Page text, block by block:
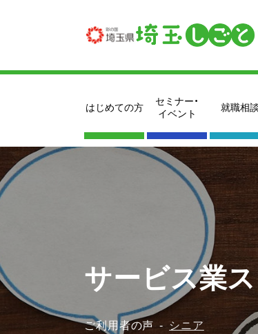
はじめての方
セミナー・
イベント
就職相談
サービス業
ご利用者の声 シニア